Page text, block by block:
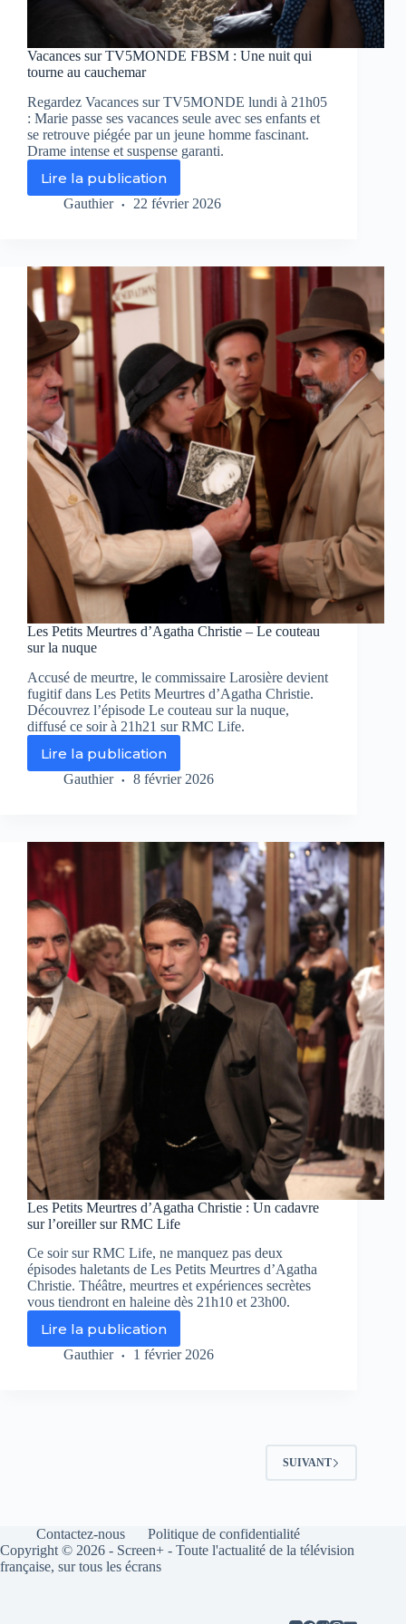
Vacances sur TV5MONDE FBSM : Une nuit qui
tourne au cauchemar
Regardez Vacances sur TV5MONDE lundi à 21h05
: Marie passe ses vacances seule avec ses enfants et
se retrouve piégée par un jeune homme fascinant.
Drame intense et suspense garanti.
Lire la publication
Vacances
sur
Une
nuit
qui
tourne
au
cauchemar
Gauthier 22 février 2026
Les Petits Meurtres d’Agatha Christie – Le couteau
sur la nuque
Accusé de meurtre, le commissaire Larosière devient
fugitif dans Les Petits Meurtres d’Agatha Christie.
Découvrez l’épisode Le couteau sur la nuque,
diffusé ce soir à 21h21 sur RMC Life.
Lire la publication
Les
Petits
–
couteau
nuque
Gauthier 8 février 2026
Les Petits Meurtres d’Agatha Christie : Un cadavre
sur l’oreiller sur RMC Life
Ce soir sur RMC Life, ne manquez pas deux
épisodes haletants de Les Petits Meurtres d’Agatha
Christie. Théâtre, meurtres et expériences secrètes
vous tiendront en haleine dès 21h10 et 23h00.
Lire la publication
Les
Petits
Life
Gauthier 1 février 2026
SUIVANT
Contactez-nous
Politique de confidentialité
Copyright © 2026 - Screen+ - Toute l'actualité de la télévision
française, sur tous les écrans